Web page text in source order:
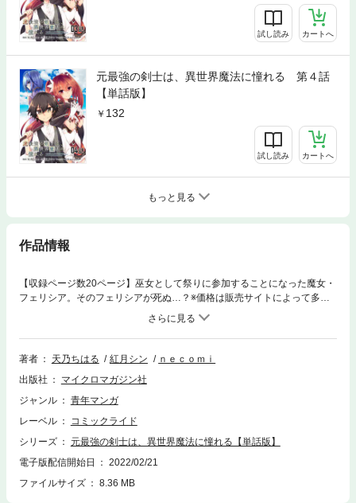
試し読み カートへ
元最強の剣士は、異世界魔法に憧れる 第４話
【単話版】
132
試し読み カートへ
もっと見る
作品情報
【収録ページ数20ページ】巫女として祭りに参加することになった魔女・
フェリシア。そのフェリシアが死ぬ…？※価格は販売サイトによって多少
差異が出る場合があります。※コミックライド2022年2月号(vol.68)に収録
著者 天乃ちはる 紅月シン
ｎｅｃｏｍｉ
出版社
マイクロマガジン社
ジャンル
青年マンガ
レーベル
コミックライド
シリーズ
元最強の剣士は、異世界魔法に憧れる【単話版】
電子版配信開始日
2022/02/21
ファイルサイズ
8.36 MB